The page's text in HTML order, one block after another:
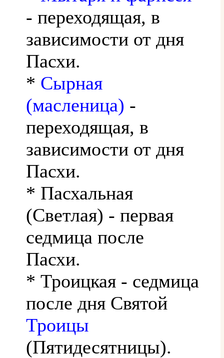
- переходящая, в
зависимости от дня
Пасхи.
* Сырная
(масленица) -
переходящая, в
зависимости от дня
Пасхи.
* Пасхальная
(Светлая) - первая
седмица после
Пасхи.
* Троицкая - седмица
после дня Святой
Троицы
(Пятидесятницы).